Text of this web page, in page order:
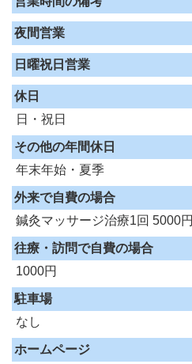
夜間営業
日曜祝日営業
休日
日・祝日
その他の年間休日
年末年始・夏季
外来で自費の場合
鍼灸マッサージ治療1回 5000円
往療・訪問で自費の場合
1000円
駐車場
なし
ホームページ